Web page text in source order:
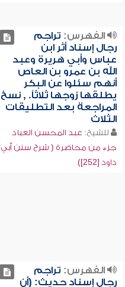
الفهرس: تراجم
رجال إسناد أثر ابن
عباس وأبي هريرة وعبد
الله بن عمرو بن العاص
أنهم سئلوا عن البكر
يطلقها زوجها ثلاثاً. , نسخ
المراجعة بعد التطليقات
الثلاث
للشيخ: عبد المحسن العباد
جزء من محاضرة ( شرح سنن أبي
داود [252])
الفهرس: تراجم
رجال إسناد حديث: (أن